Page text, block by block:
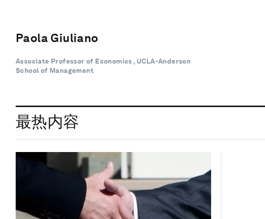
Paola Giuliano
Associate Professor of Economics , UCLA-Anderson
School of Management
最热内容